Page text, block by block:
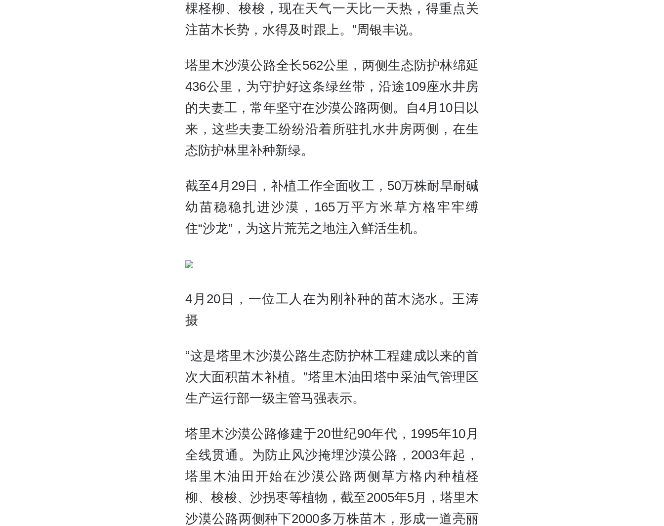
棵柽柳、梭梭，现在天气一天比一天热，得重点关
注苗木长势，水得及时跟上。”周银丰说。
塔里木沙漠公路全长562公里，两侧生态防护林绵延
436公里，为守护好这条绿丝带，沿途109座水井房
的夫妻工，常年坚守在沙漠公路两侧。自4月10日以
来，这些夫妻工纷纷沿着所驻扎水井房两侧，在生
态防护林里补种新绿。
截至4月29日，补植工作全面收工，50万株耐旱耐碱
幼苗稳稳扎进沙漠，165万平方米草方格牢牢缚
住“沙龙”，为这片荒芜之地注入鲜活生机。
4月20日，一位工人在为刚补种的苗木浇水。王涛
摄
“这是塔里木沙漠公路生态防护林工程建成以来的首
次大面积苗木补植。”塔里木油田塔中采油气管理区
生产运行部一级主管马强表示。
塔里木沙漠公路修建于20世纪90年代，1995年10月
全线贯通。为防止风沙掩埋沙漠公路，2003年起，
塔里木油田开始在沙漠公路两侧草方格内种植柽
柳、梭梭、沙拐枣等植物，截至2005年5月，塔里木
沙漠公路两侧种下2000多万株苗木，形成一道亮丽